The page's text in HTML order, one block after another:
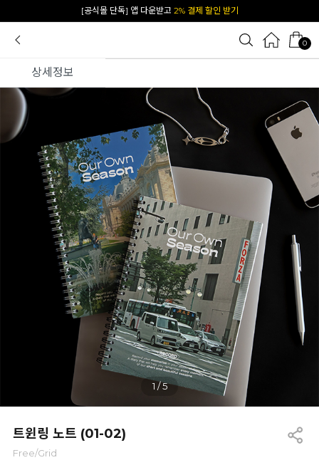
[공식몰 단독] 앱 다운받고 2% 결제 할인 받기
0
상세정보
1 /5
트윈링 노트 (01-02)
Free/Grid